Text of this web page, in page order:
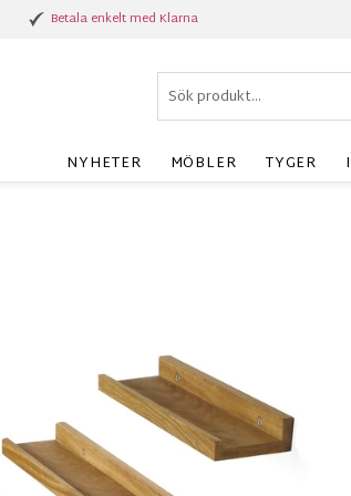
Betala enkelt med Klarna
NYHETER MÖBLER TYGER